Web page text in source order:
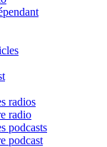
radios
radio
podcasts
podcast